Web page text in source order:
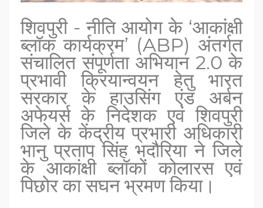
शिवपुरी - नीति आयोग के ‘आकांक्षी
ब्लॉक कार्यक्रम’ (ABP) अंतर्गत
संचालित संपूर्णता अभियान 2.0 के
प्रभावी क्रियान्वयन हेतु भारत
सरकार के हाउसिंग एंड अर्बन
अफेयर्स के निदेशक एवं शिवपुरी
जिले के केंद्रीय प्रभारी अधिकारी
भानु प्रताप सिंह भदौरिया ने जिले
के आकांक्षी ब्लॉकों कोलारस एवं
पिछोर का सघन भ्रमण किया।